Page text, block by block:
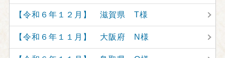
【令和６年１２月】 滋賀県 T様
【令和６年１１月】 大阪府 N様